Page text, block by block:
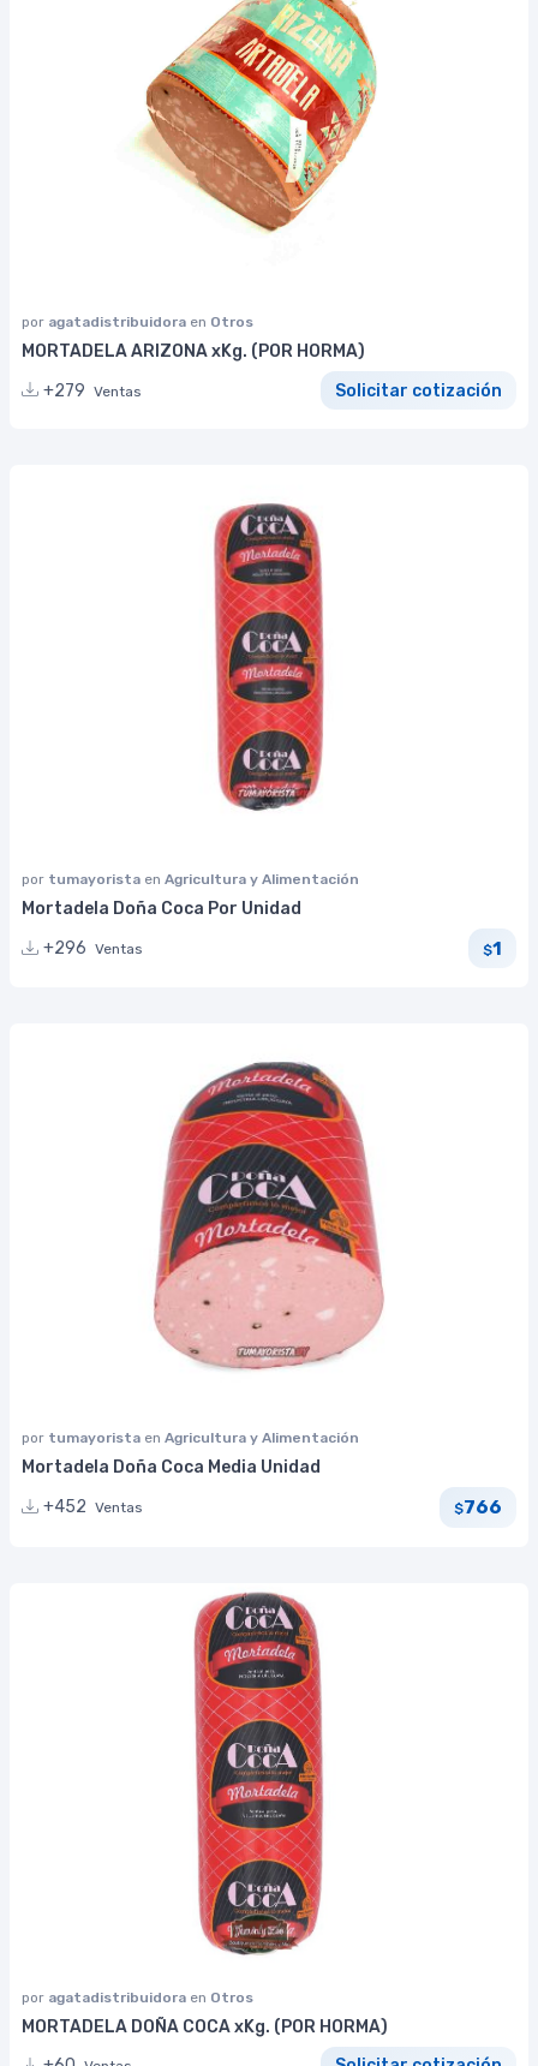
por agatadistribuidora en Otros
MORTADELA ARIZONA xKg. (POR HORMA)
+279 Ventas Solicitar cotización
por tumayorista en Agricultura y Alimentación
Mortadela Doña Coca Por Unidad
+296 Ventas $1
por tumayorista en Agricultura y Alimentación
Mortadela Doña Coca Media Unidad
+452 Ventas $766
por agatadistribuidora en Otros
MORTADELA DOÑA COCA xKg. (POR HORMA)